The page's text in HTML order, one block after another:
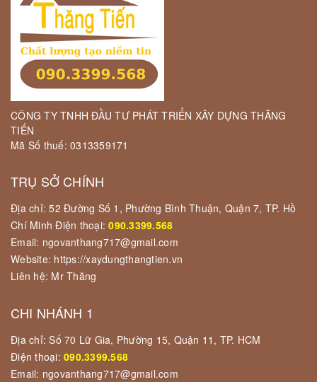
CÔNG TY TNHH ĐẦU TƯ PHÁT TRIỂN XÂY DỰNG THĂNG
TIẾN
Mã Số thuế: 0313359171
TRỤ SỞ CHÍNH
Địa chỉ: 52 Đường Số 1, Phường Bình Thuận, Quận 7, TP. Hồ
Chí Minh Điện thoại:090.3399.568
Email: ngovanthang717@gmail.com
Website: https://xaydungthangtien.vn
Liên hệ: Mr Thăng
CHI NHÁNH 1
Địa chỉ: Số 70 Lữ Gia, Phường 15, Quận 11, TP. HCM
Điện thoại: 090.3399.568
Email: ngovanthang717@gmail.com